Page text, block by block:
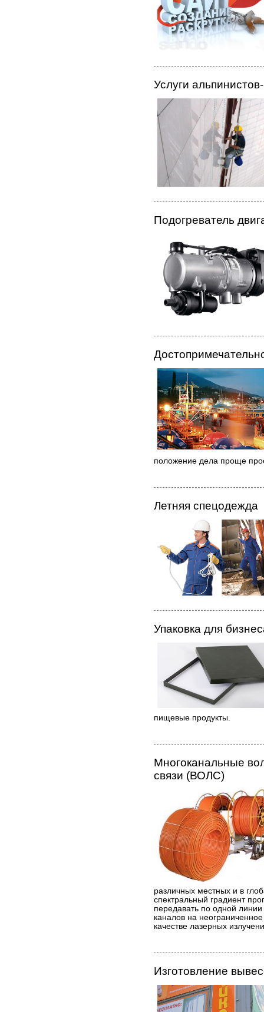
Услуги
Подогреватель
положение дела проще
Летняя спецодежда
Упаковка для
пищевые продукты.
Многоканальные
связи (ВОЛС)
различных местных и в
спектральный градиент
передавать по одной
каналов на
качестве лазерных
Изготовление